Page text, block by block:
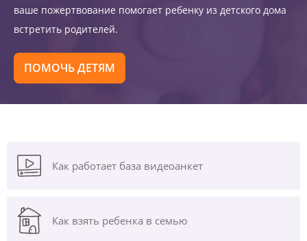
ваше пожертвование помогает ребенку из детского дома
встретить родителей.
ПОМОЧЬ ДЕТЯМ
Как работает база видеоанкет
Как взять ребенка в семью